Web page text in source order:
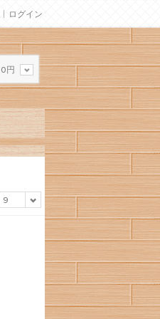
ログイン
0円
9